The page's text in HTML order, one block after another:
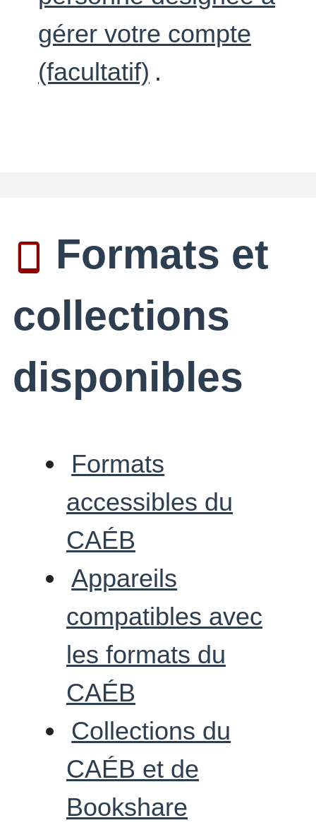
gérer votre compte
(facultatif) .
Formats et
collections
disponibles
Formats
accessibles du
CAÉB
Appareils
compatibles avec
les formats du
CAÉB
Collections du
CAÉB et de
Bookshare